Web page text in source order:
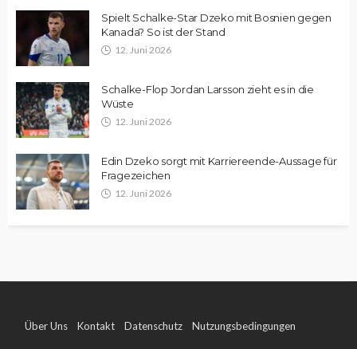
Spielt Schalke-Star Dzeko mit Bosnien gegen
Kanada? So ist der Stand
12. Juni 2026
Schalke-Flop Jordan Larsson zieht es in die
Wüste
12. Juni 2026
Edin Dzeko sorgt mit Karriereende-Aussage für
Fragezeichen
12. Juni 2026
Über Uns Kontakt Datenschutz Nutzungsbedingungen